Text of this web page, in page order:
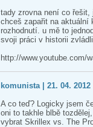
tady zrovna není co
chceš zapařit na aktuální
rozhodnutí. u mě to
svoji práci v historii
http://www.youtube.com/
komunista | 21. 04. 2012
A co teď? Logicky jsem
oni to takhle blbě
vybrat Skrillex vs. The